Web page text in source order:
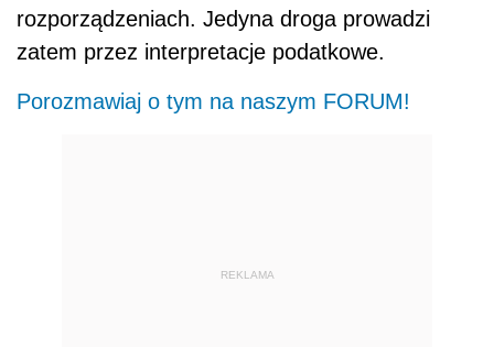
rozporządzeniach. Jedyna droga prowadzi
zatem przez interpretacje podatkowe.
Porozmawiaj o tym na naszym FORUM!
REKLAMA